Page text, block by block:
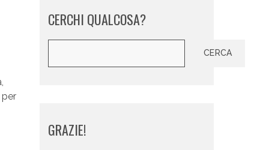
CERCHI QUALCOSA?
CERCA
GRAZIE!